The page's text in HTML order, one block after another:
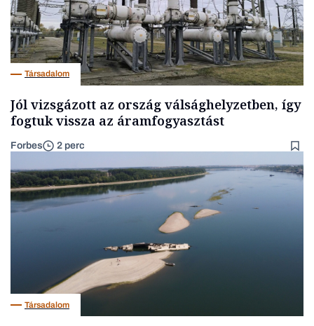
Társadalom
Jól vizsgázott az ország válsághelyzetben, így
fogtuk vissza az áramfogyasztást
Forbes 2 perc
Társadalom